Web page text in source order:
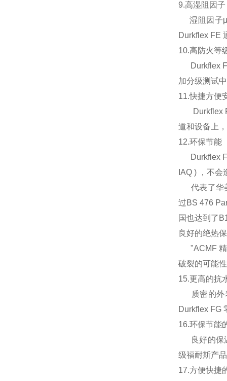
9.高湿阻因子
湿阻因子μ
Durkflex FE
10.高防火等
Durkflex
加分级测试
11.快捷方便
Durkflex
道和设备上
12.环保节能
Durkflex
IAQ ) ，不
代表了华美
过BS 476
国也达到了
良好的绝热
"ACMF 精
破裂的可能
15.更高的抗
质密的外
Durkflex FG
16.环保节能
良好的保温
级福耐斯产
17.方便快捷